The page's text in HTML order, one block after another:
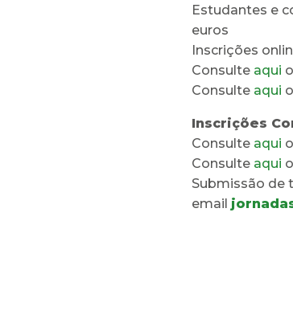
Estudantes e
euros
Inscrições
Consulte aqui
Consulte aqui
Inscrições
Consulte aqui
Consulte aqui
Submissão de
email